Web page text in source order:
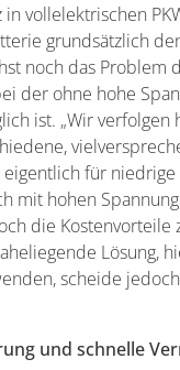
in vollelektrischen
grundsätzlich
noch das Problem
der ohne hohe
ist. „Wir
eigentlich für niedrige
mit hohen
die Kostenvorteile
Lösung,
scheide
und schnelle